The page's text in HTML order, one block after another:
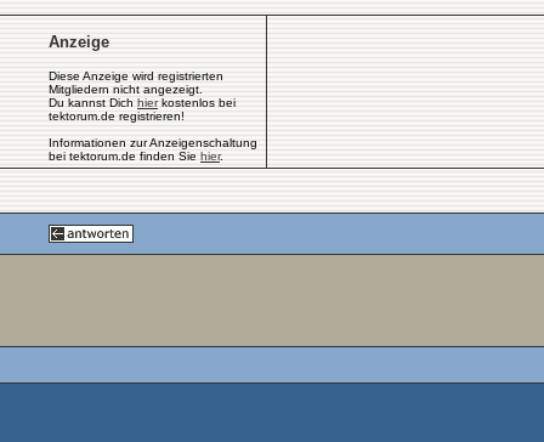
Anzeige
Diese Anzeige wird registrierten
Mitgliedern nicht angezeigt.
Du kannst Dich hierkostenlos bei
tektorum.de registrieren!
Informationen zur Anzeigenschaltung
bei tektorum.de finden Sie hier.